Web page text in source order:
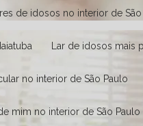
de idosos no interior de São
Lar de idosos mais
no interior de São Paulo
mim no interior de São Paulo